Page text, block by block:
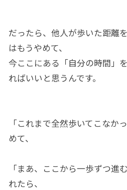
だったら、他人が歩いた距離
はもうやめて、
今ここにある「自分の時間」
ればいいと思うんです。
「これまで全然歩いてこなか
めて、
「まあ、ここから一歩ずつ進
れたら、